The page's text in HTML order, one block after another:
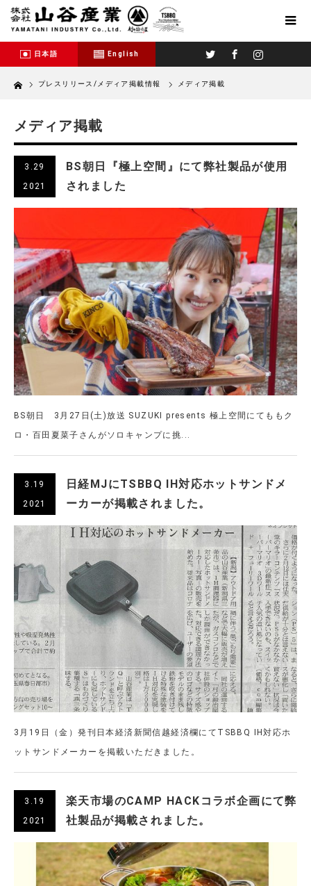
日本語 English
Home プレスリリース/メディア掲載情報 メディア掲載
メディア掲載
3.29
2021
BS朝日『極上空間』にて弊社製品が使用
されました
BS朝日 3月27日(土)放送 SUZUKI presents 極上空間にてももク
ロ・百田夏菜子さんがソロキャンプに挑...
3.19
2021
日経MJにTSBBQ IH対応ホットサンドメ
ーカーが掲載されました。
3月19日（金）発刊日本経済新聞信越経済欄にてTSBBQ IH対応ホ
ットサンドメーカーを掲載いただきました。
3.19
2021
楽天市場のCAMP HACKコラボ企画にて弊
社製品が掲載されました。